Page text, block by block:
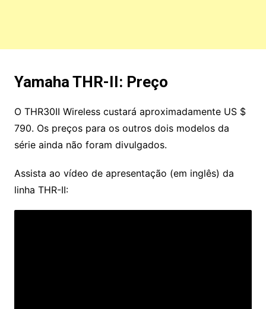
Yamaha THR-II: Preço
O THR30II Wireless custará aproximadamente US $
790. Os preços para os outros dois modelos da
série ainda não foram divulgados.
Assista ao vídeo de apresentação (em inglês) da
linha THR-II: